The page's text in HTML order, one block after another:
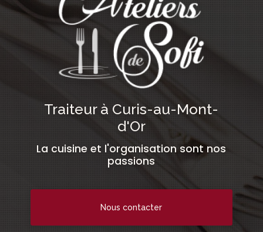
Traiteur à Curis-au-Mont-
d'Or
La cuisine et l'organisation sont nos
passions
Nous contacter